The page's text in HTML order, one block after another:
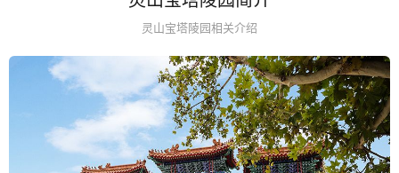
灵山宝塔陵园相关介绍